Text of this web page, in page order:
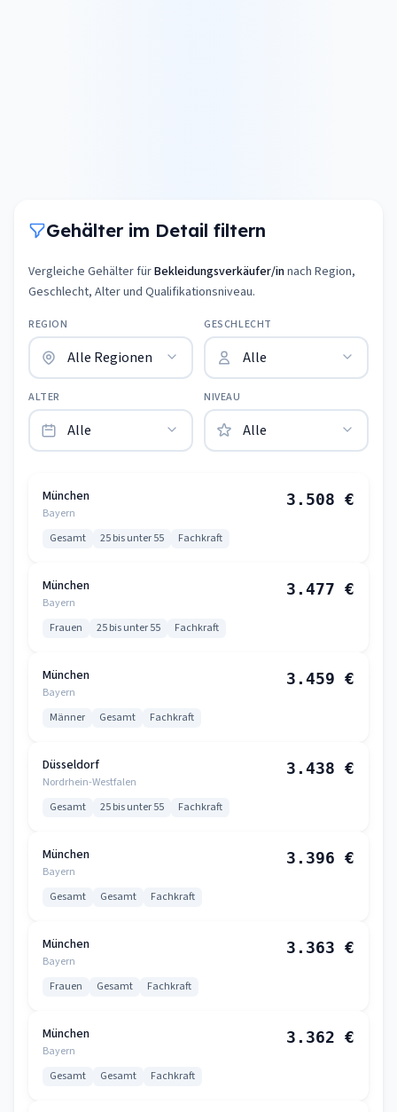
Gehälter im Detail filtern
Vergleiche Gehälter fürBekleidungsverkäufer/innach Region,
Geschlecht, Alter und Qualifikationsniveau.
REGION GESCHLECHT
ALTER NIVEAU
München
Bayern
3.508 €
Gesamt 25 bis unter 55 Fachkraft
München
Bayern
3.477 €
Frauen 25 bis unter 55 Fachkraft
München
Bayern
3.459 €
Männer Gesamt Fachkraft
Düsseldorf
Nordrhein-Westfalen
3.438 €
Gesamt 25 bis unter 55 Fachkraft
München
Bayern
3.396 €
Gesamt Gesamt Fachkraft
München
Bayern
3.363 €
Frauen Gesamt Fachkraft
München
Bayern
3.362 €
Gesamt Gesamt Fachkraft